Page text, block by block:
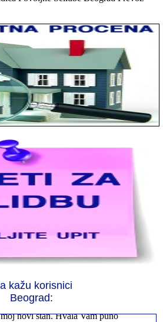
kažu korisnici
Beograd:
da pohvalim sve radnike u firmi jer su
Zahvaljujuću vašoj firmi. Istog dana
novi stan. Hvala Vam puno